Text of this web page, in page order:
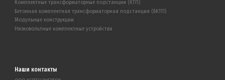
Комплектные трансформаторные подстанции (КТП)
Бетонная комплектная трансформаторная подстанция (БКТП)
Модульные конструкции
Низковольтные комплектные устройства
Наши контакты